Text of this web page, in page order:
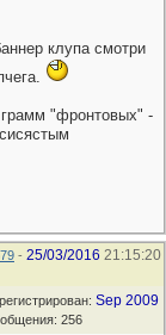
клупа смотри
"фронтовых" -
- 25/03/2016 21:15:20
Sep 2009
256